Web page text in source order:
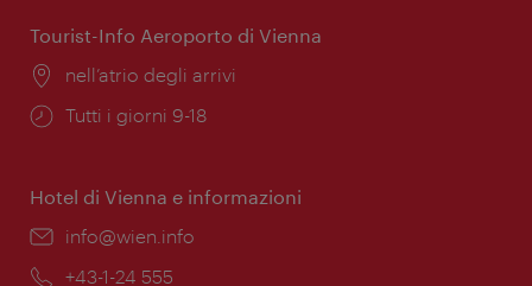
Tourist-Info Aeroporto di Vienna
Posizione:
nell’atrio degli arrivi
Orari
Tutti i giorni 9-18
Hotel di Vienna e informazioni
Email:
info@wien.info
Telefono:
+43-1-24 555